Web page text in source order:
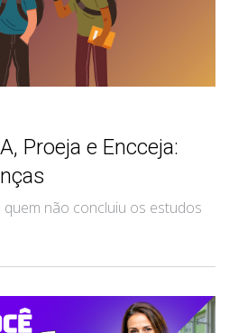
Proeja e Encceja:
não concluiu os estudos